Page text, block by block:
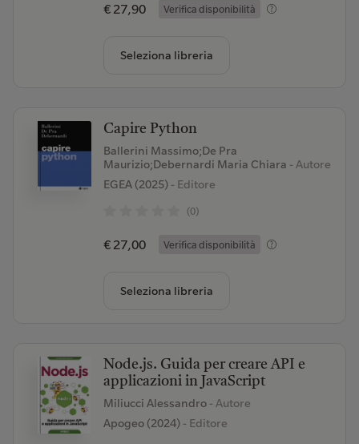
€ 27,90 Verifica disponibilità
Seleziona libreria
Capire Python
Ballerini Massimo;De Pra
Maurizio;Debernardi Maria Chiara - Autore
EGEA (2025)- Editore
(0)
€ 27,00 Verifica disponibilità
Seleziona libreria
Node.js. Guida per creare API e
applicazioni in JavaScript
Miliucci Alessandro - Autore
Apogeo (2024)- Editore